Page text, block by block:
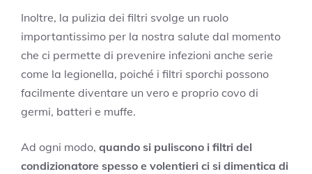
Inoltre, la pulizia dei filtri svolge un ruolo
importantissimo per la nostra salute dal momento
che ci permette di prevenire infezioni anche serie
come la legionella, poiché i filtri sporchi possono
facilmente diventare un vero e proprio covo di
germi, batteri e muffe.
Ad ogni modo, quando si puliscono i filtri del
condizionatore spesso e volentieri ci si dimentica di